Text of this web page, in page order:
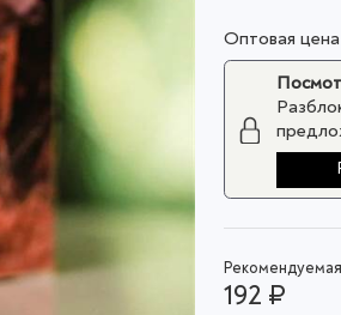
Оптовая
192 ₽